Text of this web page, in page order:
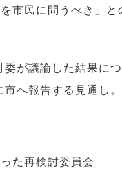
市民に問うべき」
が議論した結果に
へ報告する見通し。
た再検討委員会